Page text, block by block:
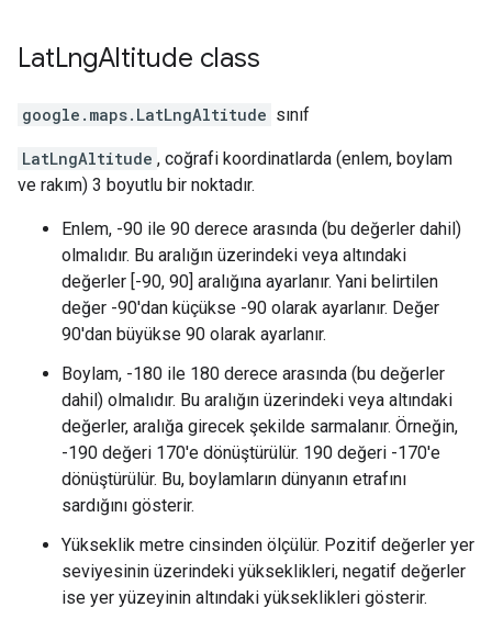
LatLngAltitude class
google.maps. LatLngAltitude sınıf
LatLngAltitude , coğrafi koordinatlarda (enlem, boylam
ve rakım) 3 boyutlu bir noktadır.
Enlem, -90 ile 90 derece arasında (bu değerler dahil)
olmalıdır. Bu aralığın üzerindeki veya altındaki
değerler [-90, 90] aralığına ayarlanır. Yani belirtilen
değer -90'dan küçükse -90 olarak ayarlanır. Değer
90'dan büyükse 90 olarak ayarlanır.
Boylam, -180 ile 180 derece arasında (bu değerler
dahil) olmalıdır. Bu aralığın üzerindeki veya altındaki
değerler, aralığa girecek şekilde sarmalanır. Örneğin,
-190 değeri 170'e dönüştürülür. 190 değeri -170'e
dönüştürülür. Bu, boylamların dünyanın etrafını
sardığını gösterir.
Yükseklik metre cinsinden ölçülür. Pozitif değerler yer
seviyesinin üzerindeki yükseklikleri, negatif değerler
ise yer yüzeyinin altındaki yükseklikleri gösterir.